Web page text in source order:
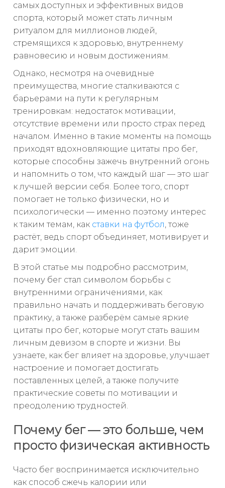
самых доступных и эффективных видов
спорта, который может стать личным
ритуалом для миллионов людей,
стремящихся к здоровью, внутреннему
равновесию и новым достижениям.
Однако, несмотря на очевидные
преимущества, многие сталкиваются с
барьерами на пути к регулярным
тренировкам: недостаток мотивации,
отсутствие времени или просто страх перед
началом. Именно в такие моменты на помощь
приходят вдохновляющие цитаты про бег,
которые способны зажечь внутренний огонь
и напомнить о том, что каждый шаг — это шаг
к лучшей версии себя. Более того, спорт
помогает не только физически, но и
психологически — именно поэтому интерес
к таким темам, как ставки на футбол, тоже
растёт, ведь спорт объединяет, мотивирует и
дарит эмоции.
В этой статье мы подробно рассмотрим,
почему бег стал символом борьбы с
внутренними ограничениями, как
правильно начать и поддерживать беговую
практику, а также разберём самые яркие
цитаты про бег, которые могут стать вашим
личным девизом в спорте и жизни. Вы
узнаете, как бег влияет на здоровье, улучшает
настроение и помогает достигать
поставленных целей, а также получите
практические советы по мотивации и
преодолению трудностей.
Почему бег — это больше, чем
просто физическая активность
Часто бег воспринимается исключительно
как способ сжечь калории или